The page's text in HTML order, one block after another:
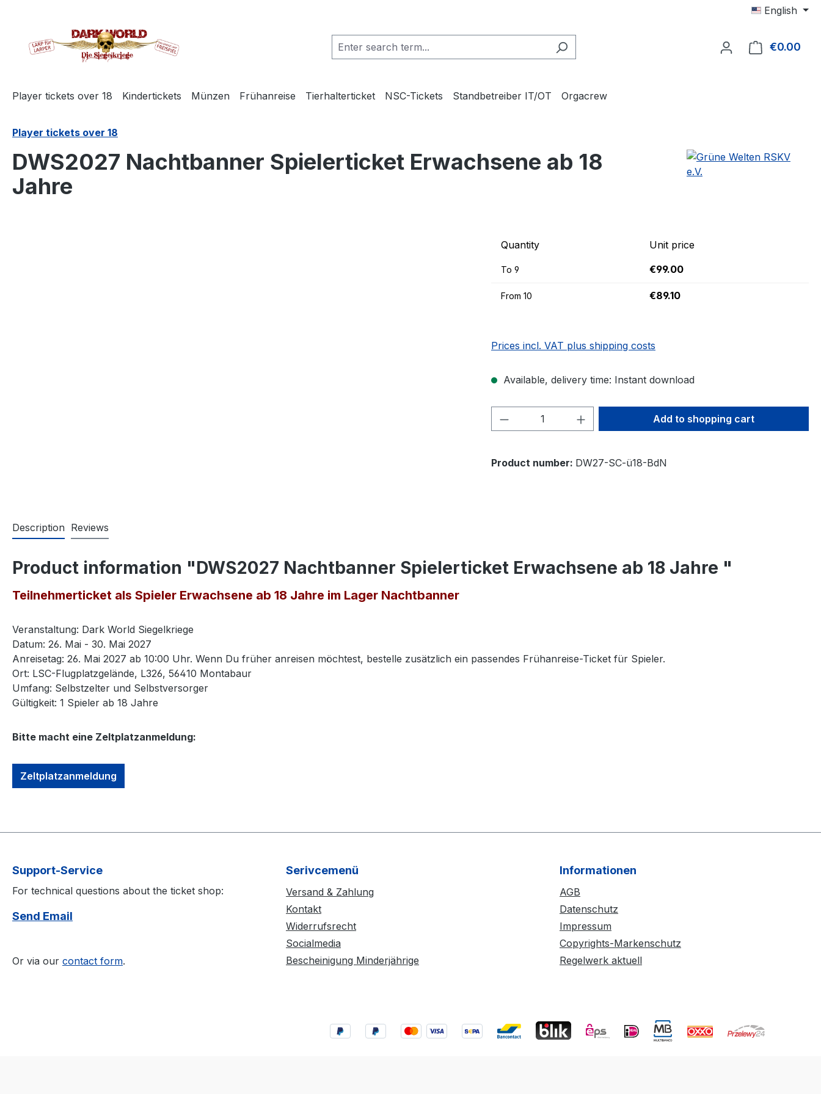
English
€0.00
Player tickets over 18 Kindertickets Münzen Frühanreise Tierhalterticket NSC-Tickets Standbetreiber IT/OT Orgacrew
Player tickets over 18
DWS2027 Nachtbanner Spielerticket Erwachsene ab 18
Jahre
Quantity Unit price
To 9 €99.00
From 10 €89.10
Prices incl. VAT plus shipping costs
Available, delivery time: Instant download
Product Quantity: Enter the desired amount
Add to shopping cart
Product number: DW27-SC-ü18-BdN
Description Reviews
Product information "DWS2027 Nachtbanner Spielerticket Erwachsene ab 18 Jahre "
Teilnehmerticket als Spieler Erwachsene ab 18 Jahre im Lager Nachtbanner
Veranstaltung: Dark World Siegelkriege
Datum: 26. Mai - 30. Mai 2027
Anreisetag: 26. Mai 2027 ab 10:00 Uhr. Wenn Du früher anreisen möchtest, bestelle zusätzlich ein passendes Frühanreise-Ticket für Spieler.
Ort: LSC-Flugplatzgelände, L326, 56410 Montabaur
Umfang: Selbstzelter und Selbstversorger
Gültigkeit: 1 Spieler ab 18 Jahre
Bitte macht eine Zeltplatzanmeldung:
Zeltplatzanmeldung
Support-Service
For technical questions about the ticket shop:
Send Email
Or via our contact form.
Serivcemenü
Versand & Zahlung
Kontakt
Widerrufsrecht
Socialmedia
Bescheinigung Minderjährige
Informationen
AGB
Datenschutz
Impressum
Copyrights-Markenschutz
Regelwerk aktuell